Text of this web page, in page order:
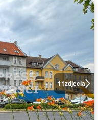
11zdjęcia